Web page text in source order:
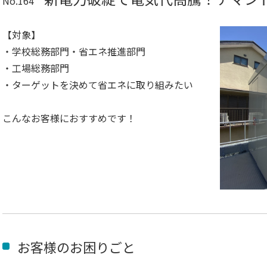
【対象】
・学校総務部門・省エネ推進部門
・工場総務部門
・ターゲットを決めて省エネに取り組みたい
こんなお客様におすすめです！
お客様のお困りごと